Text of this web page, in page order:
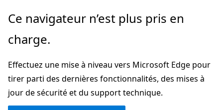
Passer
directement
au
principal
Ce navigateur n’est plus pris en
charge.
Effectuez une mise à niveau vers Microsoft Edge pour
tirer parti des dernières fonctionnalités, des mises à
jour de sécurité et du support technique.